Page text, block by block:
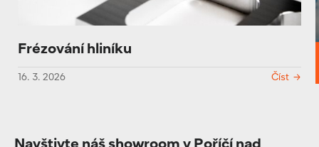
Frézování hliníku
16. 3. 2026 Číst
Navštivte náš showroom v Poříčí nad